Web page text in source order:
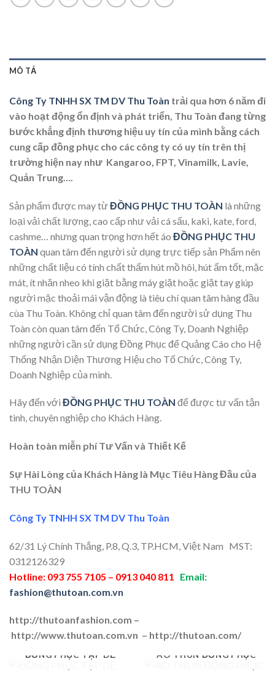
MÔ TẢ
Công Ty TNHH SX TM DV Thu Toàn trải qua hơn 6 năm đi
vào hoạt động ổn định và phát triển, Thu Toàn đang từng
bước khẳng định thương hiệu uy tín của mình bằng cách
cung cấp đồng phục cho các công ty có uy tín trên thị
trường hiện nay như Kangaroo, FPT, Vinamilk, Lavie,
Quản Trung….
Sản phẩm được may từĐỒNG PHỤC THU TOÀN là những
loại vải chất lượng, cao cấp như vải cá sấu, kaki, kate, ford,
cashme… nhưng quan trọng hơn hết áo ĐỒNG PHỤC THU
TOÀN quan tâm đến người sử dụng trực tiếp sản Phẩm nên
những chất liệu có tính chất thấm hút mồ hôi, hút ẩm tốt, mặc
mát, ít nhăn nheo khi giặt bằng máy giặt hoặc giặt tay giúp
người mặc thoải mái vận động là tiêu chí quan tâm hàng đầu
cùa Thu Toàn. Không chỉ quan tâm đến người sử dụng Thu
Toàn còn quan tâm đến Tổ Chức, Công Ty, Doanh Nghiệp
những người cần sử dụng Đồng Phục để Quảng Cáo cho Hệ
Thống Nhận Diện Thương Hiệu cho Tổ Chức, Công Ty,
Doanh Nghiệp của mình.
Hãy đến với ĐỒNG PHỤC THU TOÀN để được tư vấn tận
tình, chuyên nghiệp cho Khách Hàng.
Hoàn toàn miễn phí Tư Vấn và Thiết Kế
Sự Hài Lòng của Khách Hàng là Mục Tiêu Hàng Đầu của
THU TOÀN
Công Ty TNHH SX TM DV Thu Toàn
62/31 Lý Chính Thắng, P.8, Q.3, TP.HCM, Việt Nam MST:
0312126329
Hotline: 093 755 7105 – 0913 040 811 Email:
fashion@thutoan.com.vn
http://thutoanfashion.com –
http://www.thutoan.com.vn – http://thutoan.com/
ĐỒNG PHỤC TẠP DỀ ÁO THUN ĐỒNG PHỤC